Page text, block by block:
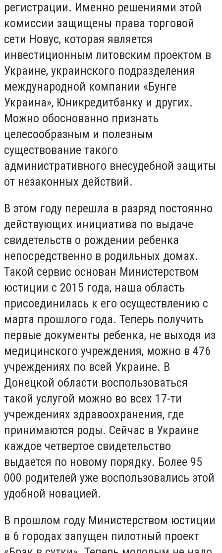
регистрации. Именно решениями этой
комиссии защищены права торговой
сети Новус, которая является
инвестиционным литовским проектом в
Украине, украинского подразделения
международной компании «Бунге
Украина», Юникредитбанку и других.
Можно обоснованно признать
целесообразным и полезным
существование такого
административного внесудебной защиты
от незаконных действий.
В этом году перешла в разряд постоянно
действующих инициатива по выдаче
свидетельств о рождении ребенка
непосредственно в родильных домах.
Такой сервис основан Министерством
юстиции с 2015 года, наша область
присоединилась к его осуществлению с
марта прошлого года. Теперь получить
первые документы ребенка, не выходя из
медицинского учреждения, можно в 476
учреждениях по всей Украине. В
Донецкой области воспользоваться
такой услугой можно во всех 17-ти
учреждениях здравоохранения, где
принимаются роды. Сейчас в Украине
каждое четвертое свидетельство
выдается по новому порядку. Более 95
000 родителей уже воспользовались этой
удобной новацией.
В прошлом году Министерством юстиции
в 6 городах запущен пилотный проект